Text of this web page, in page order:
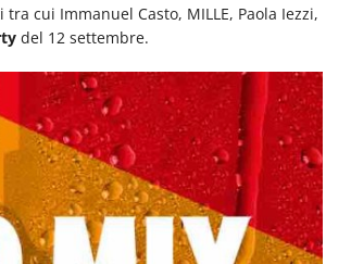
cui Immanuel Casto, MILLE, Paola Iezzi,
del 12 settembre.